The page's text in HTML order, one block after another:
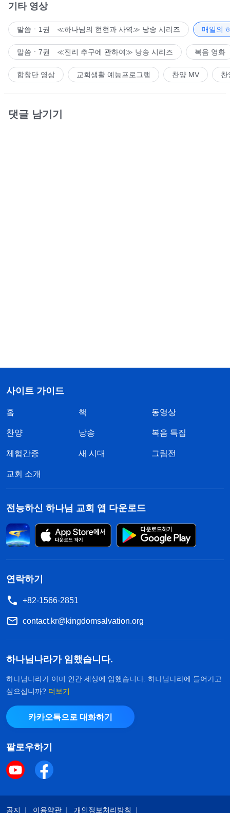
기타 영상
말씀ㆍ1권 ≪하나님의 현현과 사역≫ 낭송 시리즈 매일의
말씀ㆍ7권 ≪진리 추구에 관하여≫ 낭송 시리즈 복음 영화
합창단 영상 교회생활 예능프로그램 찬양 MV 찬
댓글 남기기
사이트 가이드
홈 책 동영상
찬양 낭송 복음 특집
체험간증 새 시대 그림전
교회 소개
전능하신 하나님 교회 앱 다운로드
연락하기
+82-1566-2851
contact.kr@kingdomsalvation.org
하나님나라가 임했습니다.
하나님나라가 이미 인간 세상에 임했습니다. 하나님나라에 들어가고
싶으십니까? 더보기
카카오톡으로 대화하기
팔로우하기
공지 이용약관 개인정보처리방침